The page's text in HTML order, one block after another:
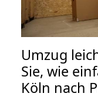
Umzug
Sie, wie
Köln nach